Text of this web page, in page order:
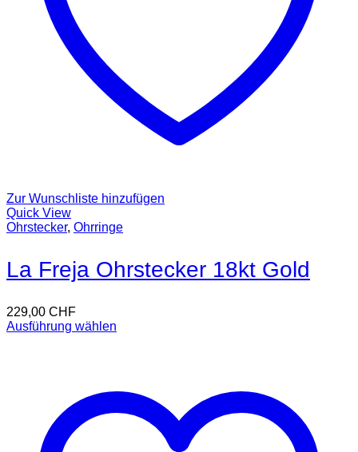
Zur Wunschliste hinzufügen
Quick View
Ohrstecker, Ohrringe
La Freja Ohrstecker 18kt Gold
229,00 CHF
Ausführung wählen